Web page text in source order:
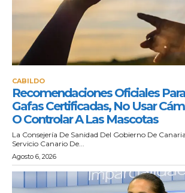
CABILDO
Recomendaciones Oficiales
Gafas Certificadas, No Usar
O Controlar A Las Mascotas
La Consejería De Sanidad Del Gobierno De
Servicio Canario De...
Agosto 6, 2026